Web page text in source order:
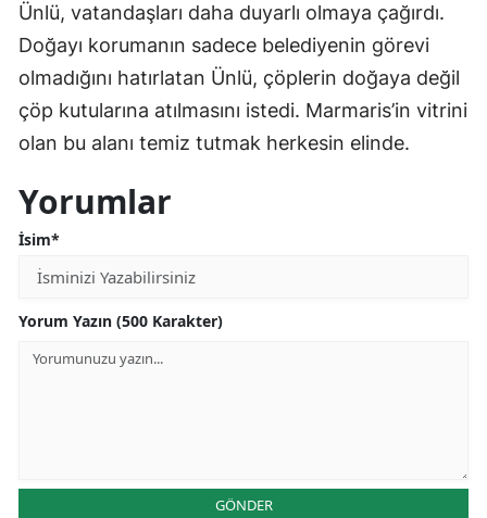
Ünlü, vatandaşları daha duyarlı olmaya çağırdı.
Doğayı korumanın sadece belediyenin görevi
olmadığını hatırlatan Ünlü, çöplerin doğaya değil
çöp kutularına atılmasını istedi. Marmaris’in vitrini
olan bu alanı temiz tutmak herkesin elinde.
Yorumlar
İsim*
Yorum Yazın (500 Karakter)
GÖNDER